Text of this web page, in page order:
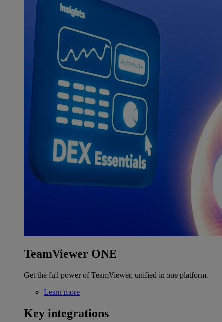
TeamViewer ONE
Get the full power of TeamViewer, unified in one platform.
Learn more
Key integrations